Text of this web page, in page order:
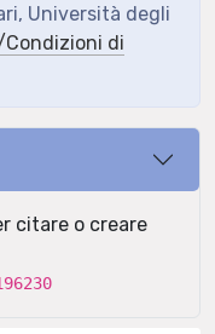
Università degli
di
citare o creare